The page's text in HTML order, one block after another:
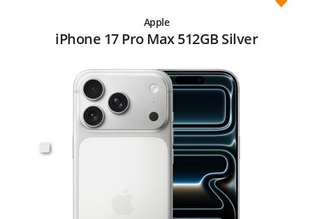
Apple
iPhone 17 Pro Max 512GB Silver